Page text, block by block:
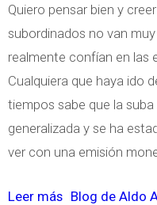
Quiero pensar bien y
subordinados no van
realmente confían en las
Cualquiera que haya ido
tiempos sabe que la
generalizada y se ha
ver con una emisión
Leer más Blog de Aldo